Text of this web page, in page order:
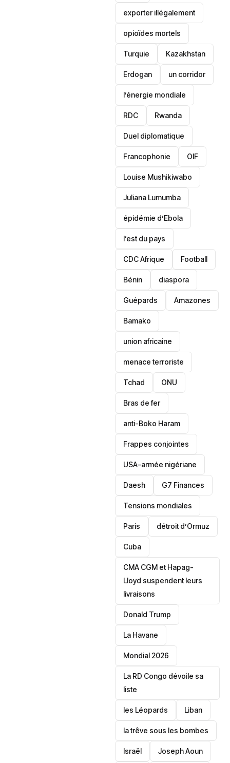
exporter illégalement
opioïdes mortels
‎Turquie Kazakhstan
Erdogan un corridor
l’énergie mondiale
RDC Rwanda
Duel diplomatique
Francophonie OIF
Louise Mushikiwabo
Juliana Lumumba
épidémie d’Ebola
l’est du pays
CDC Afrique Football
Bénin diaspora
Guépards Amazones
Bamako
union africaine
menace terroriste
‎Tchad ONU
Bras de fer
anti-Boko Haram
Frappes conjointes
USA–armée nigériane
Daesh ‎G7 Finances
Tensions mondiales
Paris détroit d’Ormuz
‎Cuba
CMA CGM et Hapag-
Lloyd suspendent leurs
livraisons
Donald Trump
La Havane
Mondial 2026
La RD Congo dévoile sa
liste
les Léopards ‎Liban
la trêve sous les bombes
Israël Joseph Aoun